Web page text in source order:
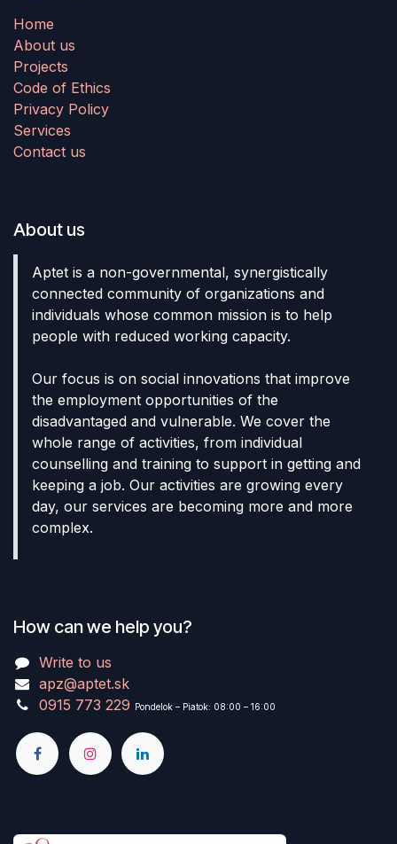
Home
About us
Projects
Code of Ethics
Privacy Policy
Services
Contact us
About us
Aptet is a non-governmental, synergistically
connected community of organizations and
individuals whose common mission is to help
people with reduced working capacity.
Our focus is on social innovations that improve
the employment opportunities of the
disadvantaged and vulnerable. We cover the
whole range of activities, from individual
counselling and training to support in getting and
keeping a job. Our activities are growing every
day, our services are becoming more and more
complex.
How can we help you?
Write to us
apz@aptet.sk
0915 773 229 Pondelok – Piatok: 08:00 – 16:00